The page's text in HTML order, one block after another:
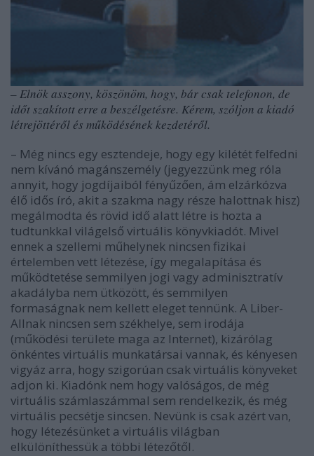
– Elnök asszony, köszönöm, hogy, bár csak telefonon, de
időt szakított erre a beszélgetésre. Kérem, szóljon a kiadó
létrejöttéről és működésének kezdetéről.
– Még nincs egy esztendeje, hogy egy kilétét felfedni
nem kívánó magánszemély (jegyezzünk meg róla
annyit, hogy jogdíjaiból fényűzően, ám elzárkózva
élő idős író, akit a szakma nagy része halottnak hisz)
megálmodta és rövid idő alatt létre is hozta a
tudtunkkal világelső virtuális könyvkiadót. Mivel
ennek a szellemi műhelynek nincsen fizikai
értelemben vett létezése, így megalapítása és
működtetése semmilyen jogi vagy adminisztratív
akadályba nem ütközött, és semmilyen
formaságnak nem kellett eleget tennünk. A Liber-
Allnak nincsen sem székhelye, sem irodája
(működési területe maga az Internet), kizárólag
önkéntes virtuális munkatársai vannak, és kényesen
vigyáz arra, hogy szigorúan csak virtuális könyveket
adjon ki. Kiadónk nem hogy valóságos, de még
virtuális számlaszámmal sem rendelkezik, és még
virtuális pecsétje sincsen. Nevünk is csak azért van,
hogy létezésünket a virtuális világban
elkülöníthessük a többi létezőtől.